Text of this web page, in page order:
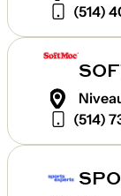
(514)
(514)